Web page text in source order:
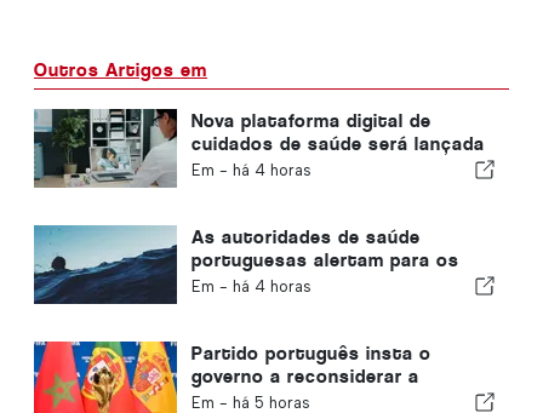
Outros Artigos em
Nova plataforma digital de
cuidados de saúde será lançada
em Portugal
Em - há 4 horas
As autoridades de saúde
portuguesas alertam para os
perigos do afogamento
Em - há 4 horas
Partido português insta o
governo a reconsiderar a
candidatura de Marrocos à
Em - há 5 horas